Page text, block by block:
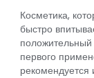
Косметика,
быстро
первого
рекомендуется